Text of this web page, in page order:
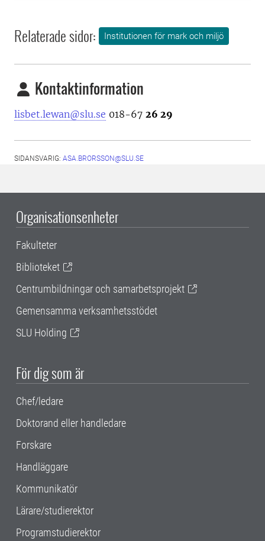
Relaterade sidor: Institutionen för mark och miljö
Kontaktinformation
lisbet.lewan@slu.se 018-67 26 29
SIDANSVARIG: ASA.BRORSSON@SLU.SE
Organisationsenheter
Fakulteter
Biblioteket
Centrumbildningar och samarbetsprojekt
Gemensamma verksamhetsstödet
SLU Holding
För dig som är
Chef/ledare
Doktorand eller handledare
Forskare
Handläggare
Kommunikatör
Lärare/studierektor
Programstudierektor